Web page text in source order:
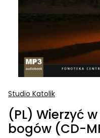
Studio Katolik
(PL) Wierzyć
bogów (CD-